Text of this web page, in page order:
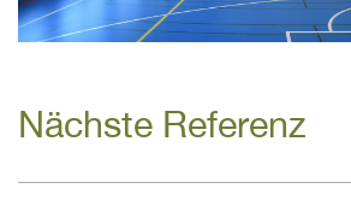
Nächste Referenz